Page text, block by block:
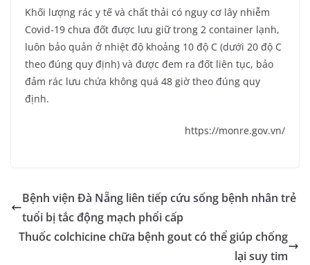
Khối lượng rác y tế và chất thải có nguy cơ lây nhiễm
Covid-19 chưa đốt được lưu giữ trong 2 container lạnh,
luôn bảo quản ở nhiệt độ khoảng 10 độ C (dưới 20 độ C
theo đúng quy định) và được đem ra đốt liên tục, bảo
đảm rác lưu chứa không quá 48 giờ theo đúng quy
định.
https://monre.gov.vn/
Bệnh viện Đà Nẵng liên tiếp cứu sống bệnh nhân trẻ
tuổi bị tắc động mạch phổi cấp
Thuốc colchicine chữa bệnh gout có thể giúp chống
lại suy tim